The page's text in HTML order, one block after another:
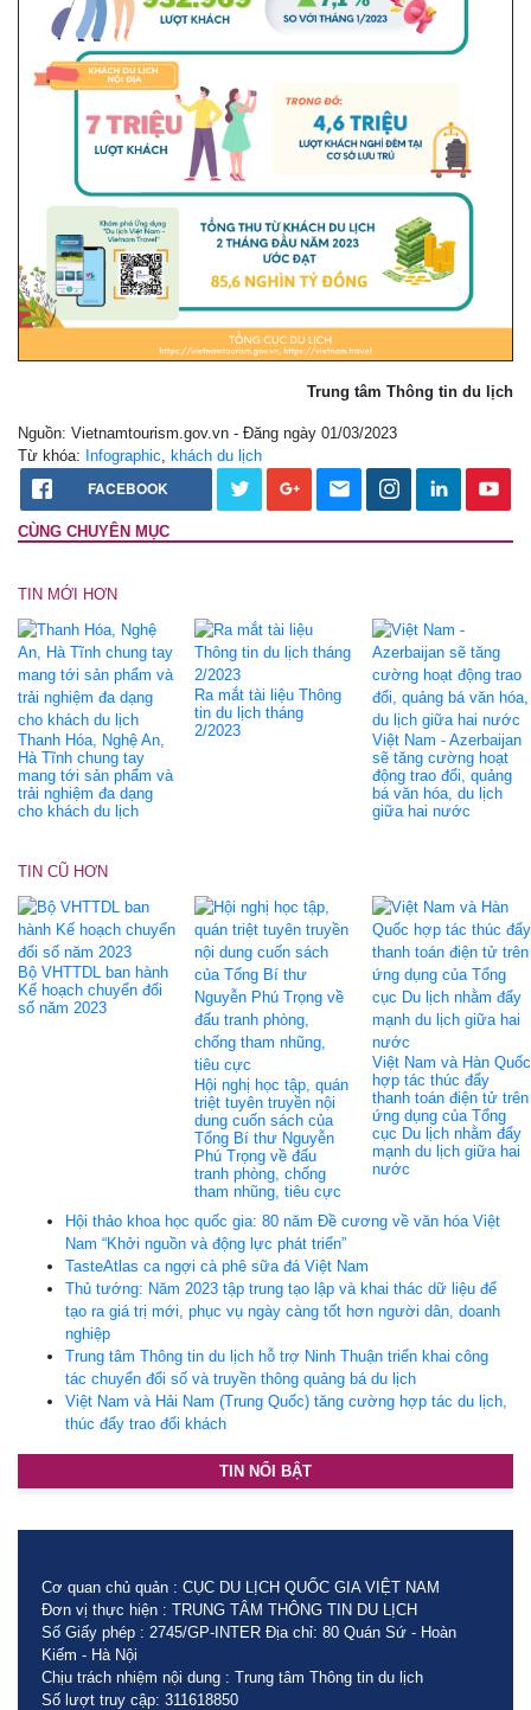
Trung tâm Thông tin du lịch
Nguồn: Vietnamtourism.gov.vn - Đăng ngày 01/03/2023
Từ khóa: Infographic khách du lịch
FACEBOOK
CÙNG CHUYÊN MỤC
TIN MỚI HƠN
Thanh Hóa, Nghệ An,
Hà Tĩnh chung tay
mang tới sản phẩm và
trải nghiệm đa dạng
cho khách du lịch
Ra mắt tài liệu Thông
tin du lịch tháng
2/2023
Việt Nam - Azerbaijan
sẽ tăng cường hoạt
động trao đổi, quảng
bá văn hóa, du lịch
giữa hai nước
TIN CŨ HƠN
Bộ VHTTDL ban hành
Kế hoạch chuyển đổi
số năm 2023
Hội nghị học tập, quán
triệt tuyên truyền nội
dung cuốn sách của
Tổng Bí thư Nguyễn
Phú Trọng về đấu
tranh phòng, chống
tham nhũng, tiêu cực
Việt Nam và Hàn Quốc
hợp tác thúc đẩy
thanh toán điện tử trên
ứng dụng của Tổng
cục Du lịch nhằm đẩy
mạnh du lịch giữa hai
nước
Hội thảo khoa học quốc gia: 80 năm Đề cương về văn hóa Việt
Nam “Khởi nguồn và động lực phát triển”
TasteAtlas ca ngợi cà phê sữa đá Việt Nam
Thủ tướng: Năm 2023 tập trung tạo lập và khai thác dữ liệu để
tạo ra giá trị mới, phục vụ ngày càng tốt hơn người dân, doanh
nghiệp
Trung tâm Thông tin du lịch hỗ trợ Ninh Thuận triển khai công
tác chuyển đổi số và truyền thông quảng bá du lịch
Việt Nam và Hải Nam (Trung Quốc) tăng cường hợp tác du lịch,
thúc đẩy trao đổi khách
TIN NỔI BẬT
Cơ quan chủ quản : CỤC DU LỊCH QUỐC GIA VIỆT NAM
Đơn vị thực hiện : TRUNG TÂM THÔNG TIN DU LỊCH
Số Giấy phép : 2745/GP-INTER Địa chỉ: 80 Quán Sứ - Hoàn
Kiếm - Hà Nội
Chịu trách nhiệm nội dung : Trung tâm Thông tin du lịch
Số lượt truy cập: 311618850